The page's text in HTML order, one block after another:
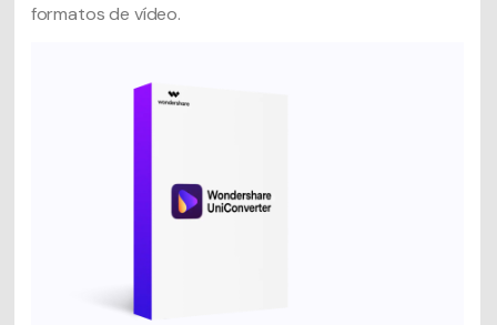
formatos de vídeo.